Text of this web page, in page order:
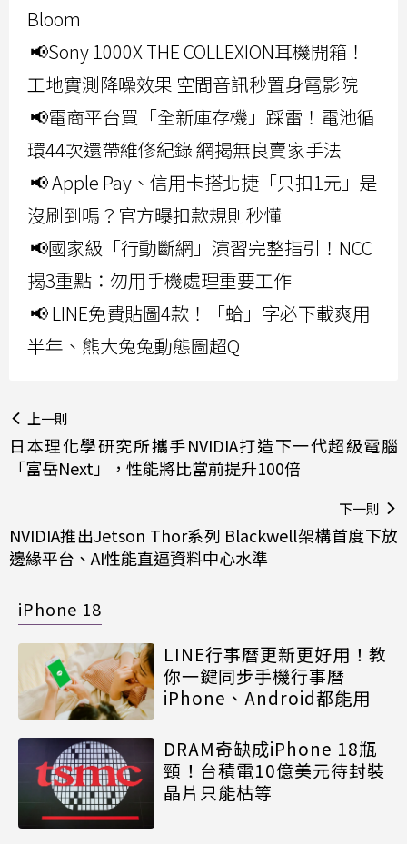
Bloom
📢Sony 1000X THE COLLEXION耳機開箱！
工地實測降噪效果 空間音訊秒置身電影院
📢電商平台買「全新庫存機」踩雷！電池循
環44次還帶維修紀錄 網揭無良賣家手法
📢 Apple Pay、信用卡搭北捷「只扣1元」是
沒刷到嗎？官方曝扣款規則秒懂
📢國家級「行動斷網」演習完整指引！NCC
揭3重點：勿用手機處理重要工作
📢 LINE免費貼圖4款！「蛤」字必下載爽用
半年、熊大兔兔動態圖超Q
上一則
日本理化學研究所攜手NVIDIA打造下一代超級電腦
「富岳Next」，性能將比當前提升100倍
下一則
NVIDIA推出Jetson Thor系列 Blackwell架構首度下放
邊緣平台、AI性能直逼資料中心水準
iPhone 18
LINE行事曆更新更好用！教
你一鍵同步手機行事曆
iPhone、Android都能用
DRAM奇缺成iPhone 18瓶
頸！台積電10億美元待封裝
晶片只能枯等